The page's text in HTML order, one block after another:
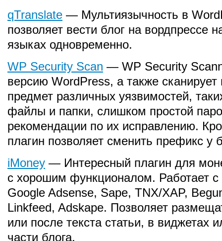
qTranslate — Мультиязычность в
позволяет вести блог на вордпрессе
языках одновременно.
WP Security Scan — WP Security
версию WordPress, а также
предмет различных уязвимостей,
файлы и папки, слишком простой
рекомендации по их исправлению.
плагин позволяет сменить префикс у
iMoney — Интересный плагин для
с хорошим функционалом. Работает
Google Adsense, Sape, TNX/XAP,
Linkfeed, Adskape. Позволяет
или после текста статьи, в виджетах
части блога.